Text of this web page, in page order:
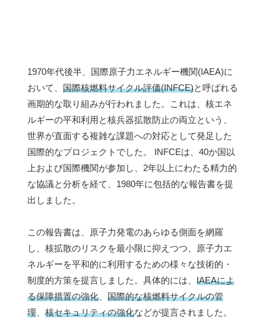
1970年代後半、国際原子力エネルギー機関(IAEA)に
おいて、 国際核燃料サイクル評価(INFCE)と呼ばれる
画期的な取り組みが行われました。これは、核エネ
ルギーの平和利用と核兵器拡散防止の両立という、
世界が直面する複雑な課題への対応として発足した
国際的なプロジェクトでした。 INFCEは、40か国以
上および国際機関が参加し、2年以上にわたる精力的
な協議と分析を経て、1980年に包括的な報告書を提
出しました。
この報告書は、原子力発電のあらゆる側面を網羅
し、核拡散のリスクを最小限に抑えつつ、原子力エ
ネルギーを平和的に利用するための様々な技術的・
制度的方策を提言しました。具体的には、 IAEAによ
る保障措置の強化、 国際的な核燃料サイクルの管
理、 核セキュリティの強化などが提言されました。